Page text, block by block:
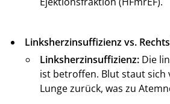
Linksherzinsuffizienz vs.
Linksherzinsuffizienz: Die
ist betroffen. Blut staut sich
Lunge zurück, was zu